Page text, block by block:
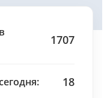
1707
18